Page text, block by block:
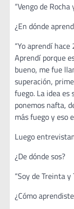
“Vengo de
¿En dónde
“Yo aprendí
Aprendí porque
bueno, me fue
superación,
fuego. La idea es
ponemos nafta,
más fuego y eso
Luego
¿De dónde sos?
“Soy de Treinta y
¿Cómo